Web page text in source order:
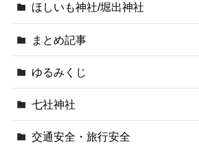
ほしいも神社/堀出神社
まとめ記事
ゆるみくじ
七社神社
交通安全・旅行安全